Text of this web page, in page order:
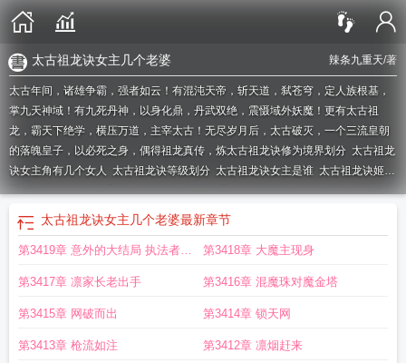
辣条九重天/著
太古祖龙诀女主几个老婆
太古年间，诸雄争霸，强者如云！有混沌天帝，斩天道，弑苍穹，定人族根基，
掌九天神域！有九死丹神，以身化鼎，丹武双绝，震慑域外妖魔！更有太古祖
龙，霸天下绝学，横压万道，主宰太古！无尽岁月后，太古破灭，一个三流皇朝
的落魄皇子，以必死之身，偶得祖龙真传，炼太古祖龙诀修为境界划分 太古祖龙
诀女主角有几个女人 太古祖龙诀等级划分 太古祖龙诀女主是谁 太古祖龙诀姬听
雨太古祖龙诀 胖茄子太古祖龙诀姬听雨结局太古祖龙决太古祖龙诀奇书
太古祖龙诀zip 太古祖龙诀秦命和上官扶摇
八零
太古祖龙诀秦命母亲是谁
阁太古祖龙诀全部人物太古祖龙诀txt 太古祖龙诀秦命太古祖龙诀好看吗
免费阅读
太古祖龙诀秦命TXT 太古祖龙诀秦命txt 太古祖龙诀主角老婆
龙诀女主介绍太古祖龙诀笔趣阁无弹窗太古祖龙诀TXT笔趣阁
吗太古祖龙诀秦命几个老婆 太古祖龙诀全文免费阅读太古祖龙诀等级一览
太古祖龙诀女主几个老婆最新章节
第3419章 意外的大结局 执法者天
神王
第3418章 大魔主现身
第3417章 凛家长老出手 第3416章 混魔珠对魔金塔
第3415章 网破而出 第3414章 锁天网
第3413章 枪流如注 第3412章 凛烟赶来